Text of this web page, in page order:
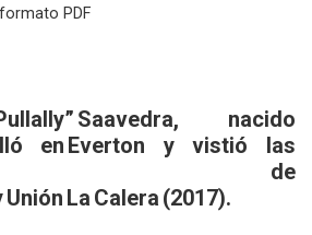
PDF
Saavedra, nacido
en Everton y vistió las
de
Unión La Calera (2017).